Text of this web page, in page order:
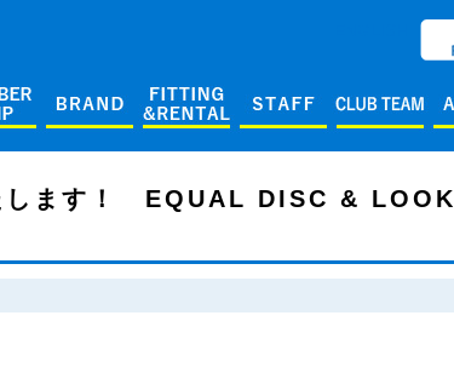
します！ EQUAL DISC & LOOK